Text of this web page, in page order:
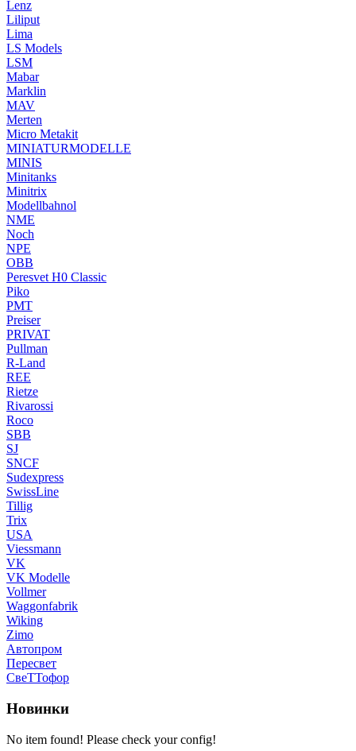
Lenz
Liliput
Lima
LS Models
LSM
Mabar
Marklin
MAV
Merten
Micro Metakit
MINIATURMODELLE
MINIS
Minitanks
Minitrix
Modellbahnol
NME
Noch
NPE
OBB
Peresvet H0 Classic
Piko
PMT
Preiser
PRIVAT
Pullman
R-Land
REE
Rietze
Rivarossi
Roco
SBB
SJ
SNCF
Sudexpress
SwissLine
Tillig
Trix
USA
Viessmann
VK
VK Modelle
Vollmer
Waggonfabrik
Wiking
Zimo
Автопром
Пересвет
СвеТТофор
Новинки
No item found! Please check your config!